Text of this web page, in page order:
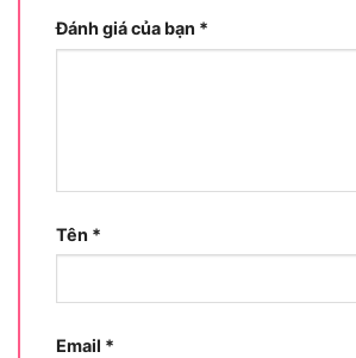
Ứng dụng thực tế của sản phẩm
Kìm bấm Tolsen 10049 được sử
Đánh giá của bạn *
Tên *
Email *